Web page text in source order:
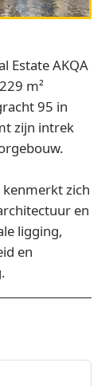
Estate AKQA
m²
95 in
zijn intrek
zich
en
ligging,
en